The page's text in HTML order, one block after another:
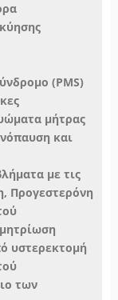
(PMS)
μήτρας
και
με τις
Προγεστερόνη
υστερεκτομή
των